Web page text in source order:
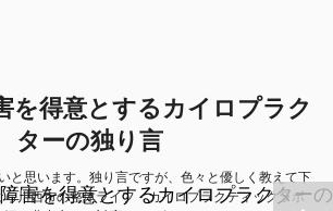
を得意とするカイロプラク
ターの独り言
と思います。独り言ですが、色々と優しく教えて下
川西市の整体ライフ・カイロプラクティックラボ
害を得意とするカイロプラクターの